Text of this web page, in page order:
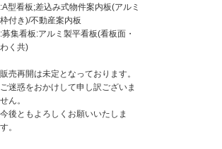
:A型看板;差込み式物件案内板(アルミ
枠付き)/不動産案内板
:募集看板:アルミ製平看板(看板面・
わく共)
販売再開は未定となっております。
ご迷惑をおかけして申し訳ございま
せん。
今後ともよろしくお願いいたしま
す。